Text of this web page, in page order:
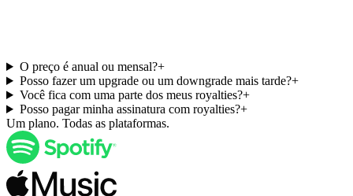
O preço é anual ou mensal?+
Posso fazer um upgrade ou um downgrade mais tarde?+
Você fica com uma parte dos meus royalties?+
Posso pagar minha assinatura com royalties?+
Um plano. Todas as plataformas.